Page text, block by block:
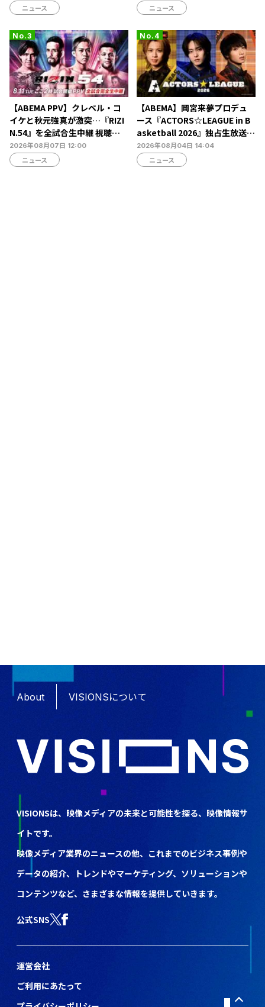
ニュース ニュース
【ABEMA PPV】クレベル・コ
イケと秋元強真が激突…『RIZI
N.54』を全試合生中継 視聴チ
ケット販売中
2026年08月07日 12:00
ニュース
【ABEMA】岡宮来夢プロデュ
ース『ACTORS☆LEAGUE in B
asketball 2026』独占生放送決
定…北村諒、糸川耀士郎、長妻
怜央らが出演
2026年08月04日 14:04
ニュース
About VISIONSについて
VISIONSは、映像メディアの未来と可能性を探る、映像情報サ
イトです。
映像メディア業界のニュースの他、これまでのビジネス事例や
データの紹介、トレンドやマーケティング、ソリューションや
コンテンツなど、さまざまな情報を提供していきます。
公式SNS
運営会社
ご利用にあたって